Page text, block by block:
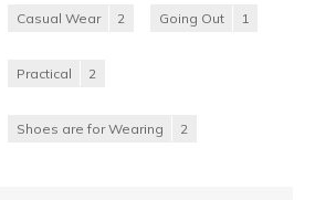
Casual Wear 2 Going Out 1
Practical 2
Shoes are for Wearing 2